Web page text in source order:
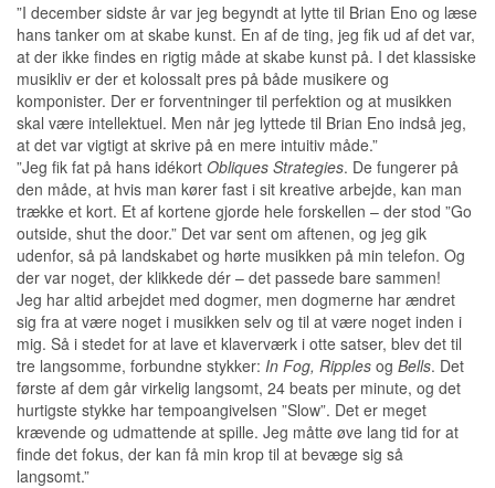
”I december sidste år var jeg begyndt at lytte til Brian Eno og læse
hans tanker om at skabe kunst. En af de ting, jeg fik ud af det var,
at der ikke findes en rigtig måde at skabe kunst på. I det klassiske
musikliv er der et kolossalt pres på både musikere og
komponister. Der er forventninger til perfektion og at musikken
skal være intellektuel. Men når jeg lyttede til Brian Eno indså jeg,
at det var vigtigt at skrive på en mere intuitiv måde.”
”Jeg fik fat på hans idékort Obliques Strategies. De fungerer på
den måde, at hvis man kører fast i sit kreative arbejde, kan man
trække et kort. Et af kortene gjorde hele forskellen – der stod ”Go
outside, shut the door.” Det var sent om aftenen, og jeg gik
udenfor, så på landskabet og hørte musikken på min telefon. Og
der var noget, der klikkede dér – det passede bare sammen!
Jeg har altid arbejdet med dogmer, men dogmerne har ændret
sig fra at være noget i musikken selv og til at være noget inden i
mig. Så i stedet for at lave et klaverværk i otte satser, blev det til
tre langsomme, forbundne stykker: In Fog, Ripples og Bells. Det
første af dem går virkelig langsomt, 24 beats per minute, og det
hurtigste stykke har tempoangivelsen ”Slow”. Det er meget
krævende og udmattende at spille. Jeg måtte øve lang tid for at
finde det fokus, der kan få min krop til at bevæge sig så
langsomt.”